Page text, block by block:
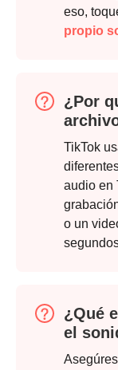
Paso 2.
eso,
propio
¿Por
TikTok
audio en
o un
¿Qué
el